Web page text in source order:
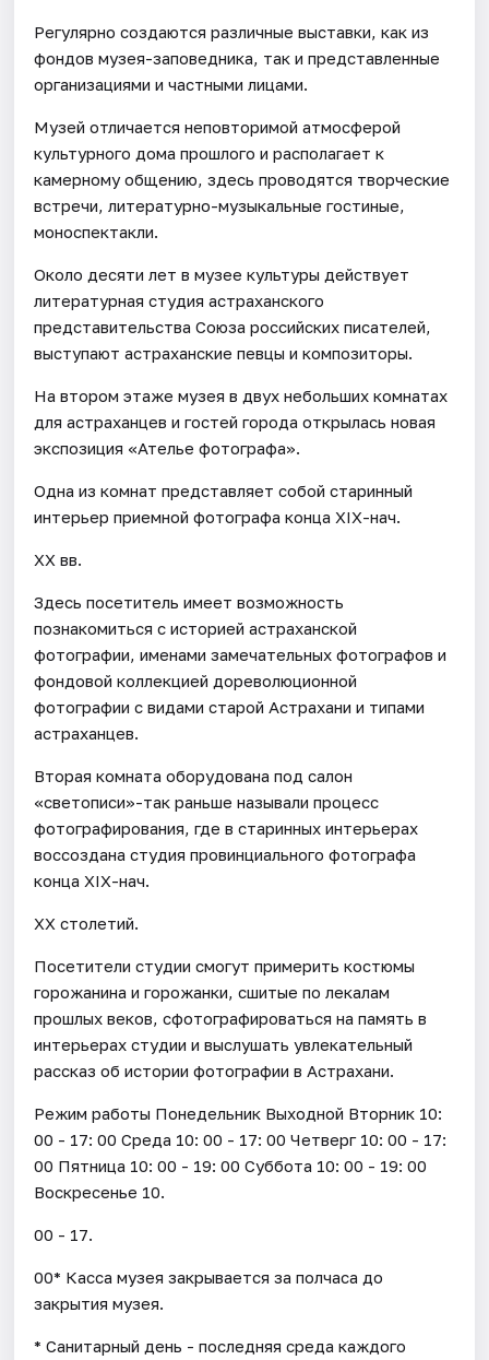
Регулярно создаются различные выставки, как из
фондов музея-заповедника, так и представленные
организациями и частными лицами.
Музей отличается неповторимой атмосферой
культурного дома прошлого и располагает к
камерному общению, здесь проводятся творческие
встречи, литературно-музыкальные гостиные,
моноспектакли.
Около десяти лет в музее культуры действует
литературная студия астраханского
представительства Союза российских писателей,
выступают астраханские певцы и композиторы.
На втором этаже музея в двух небольших комнатах
для астраханцев и гостей города открылась новая
экспозиция «Ателье фотографа».
Одна из комнат представляет собой старинный
интерьер приемной фотографа конца XIX-нач.
XX вв.
Здесь посетитель имеет возможность
познакомиться с историей астраханской
фотографии, именами замечательных фотографов и
фондовой коллекцией дореволюционной
фотографии с видами старой Астрахани и типами
астраханцев.
Вторая комната оборудована под салон
«светописи»-так раньше называли процесс
фотографирования, где в старинных интерьерах
воссоздана студия провинциального фотографа
конца XIX-нач.
XX столетий.
Посетители студии смогут примерить костюмы
горожанина и горожанки, сшитые по лекалам
прошлых веков, сфотографироваться на память в
интерьерах студии и выслушать увлекательный
рассказ об истории фотографии в Астрахани.
Режим работы Понедельник Выходной Вторник 10:
00 - 17: 00 Среда 10: 00 - 17: 00 Четверг 10: 00 - 17:
00 Пятница 10: 00 - 19: 00 Суббота 10: 00 - 19: 00
Воскресенье 10.
00 - 17.
00* Касса музея закрывается за полчаса до
закрытия музея.
* Санитарный день - последняя среда каждого